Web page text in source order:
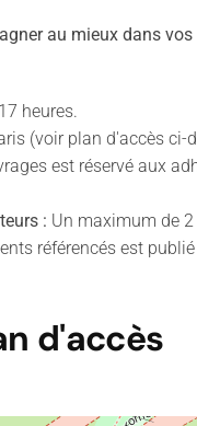
au mieux dans
heures.
(voir plan d'accès ci-
est réservé aux
: Un maximum de
référencés est
d'accès